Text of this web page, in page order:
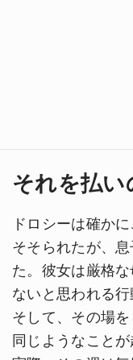
それを払い
ドロシーは確か
そそられたが、
た。彼女は厳格
ないと思われる
そして、その場
同じようなこと